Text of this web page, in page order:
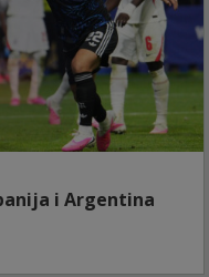
i Argentina